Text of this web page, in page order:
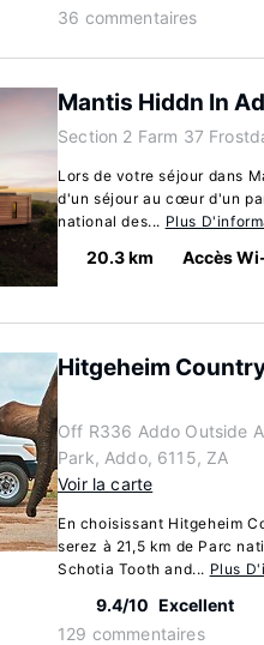
36 commentaires
Mantis Hiddn In
Section 2 Farm 37
Lors de votre séjour dans
d'un séjour au cœur d'un
national des... Plus
20.3 km Accès
Hitgeheim
Off R336 Addo Outside
Park, Addo, 6115, ZA
Voir la carte
En choisissant Hitgeheim
serez à 21,5 km de Parc
Schotia Tooth and... Plus
9.4/10 Excellent
129 commentaires